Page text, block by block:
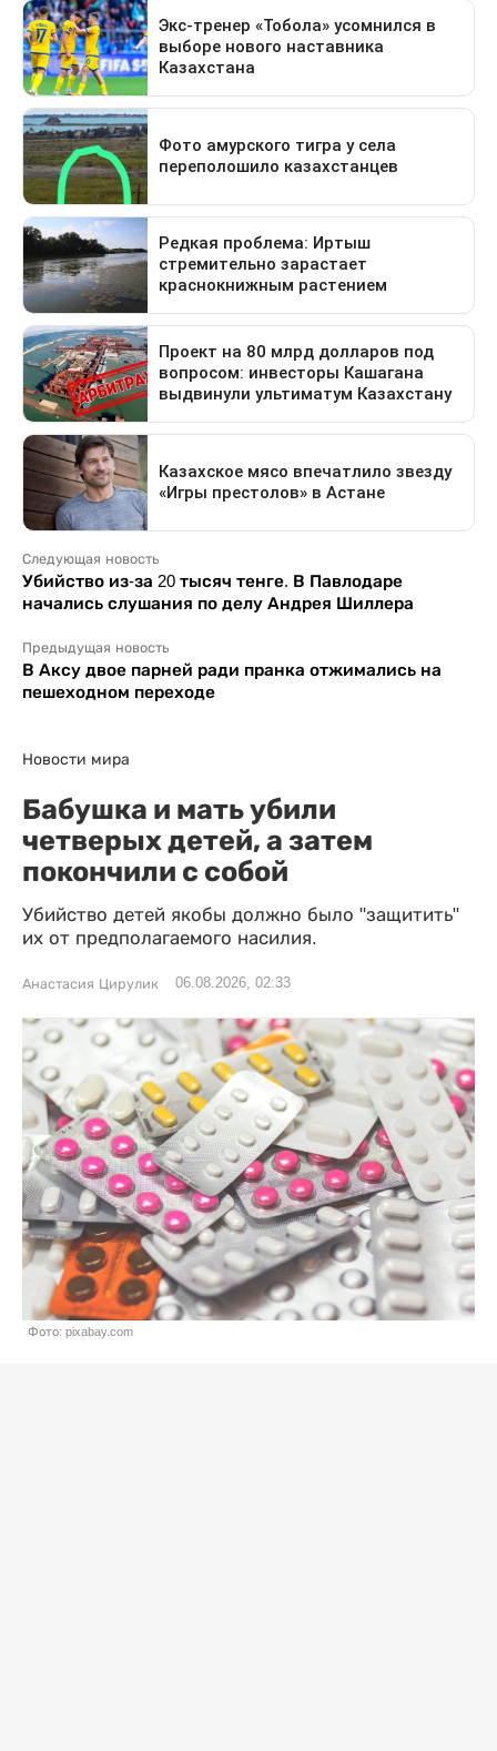
Следующая новость
Убийство из-за 20 тысяч тенге. В Павлодаре
начались слушания по делу Андрея Шиллера
Предыдущая новость
В Аксу двое парней ради пранка отжимались на
пешеходном переходе
Новости мира
Бабушка и мать убили
четверых детей, а затем
покончили с собой
Убийство детей якобы должно было "защитить"
их от предполагаемого насилия.
Анастасия Цирулик 06.08.2026, 02:33
Фото: pixabay.com